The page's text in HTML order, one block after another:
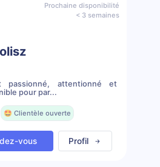
Prochaine disponibilité
< 3 semaines
passionné, attentionné et
pour par...
🤩 Clientèle ouverte
vous Profil